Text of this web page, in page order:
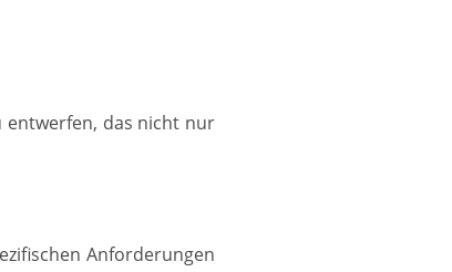
entwerfen, das nicht nur
Anforderungen